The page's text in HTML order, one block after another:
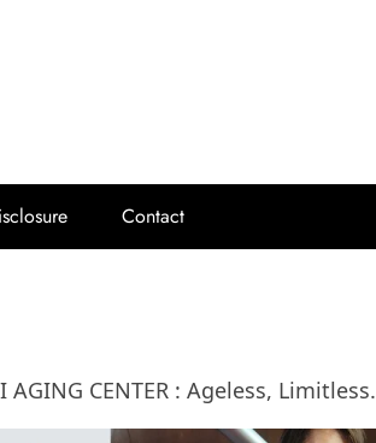
Contact
CENTER : Ageless, Limitless.